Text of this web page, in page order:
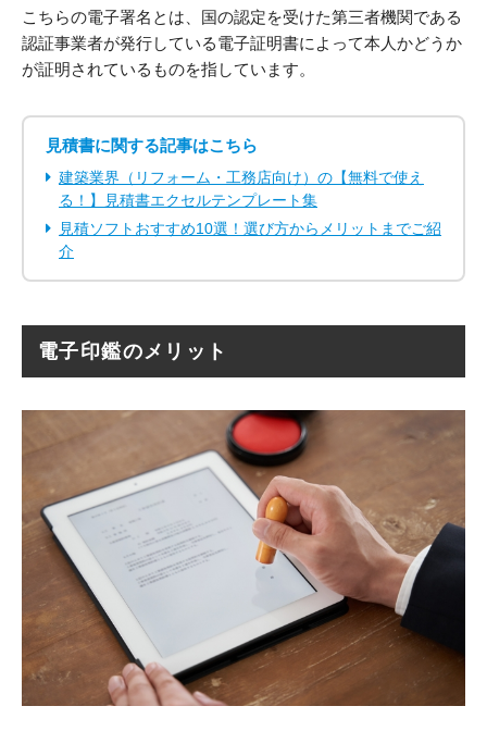
こちらの電子署名とは、国の認定を受けた第三者機関である
認証事業者が発行している電子証明書によって本人かどうか
が証明されているものを指しています。
見積書に関する記事はこちら
建築業界（リフォーム・工務店向け）の【無料で使え
る！】見積書エクセルテンプレート集
見積ソフトおすすめ10選！選び方からメリットまでご紹
介
電子印鑑のメリット